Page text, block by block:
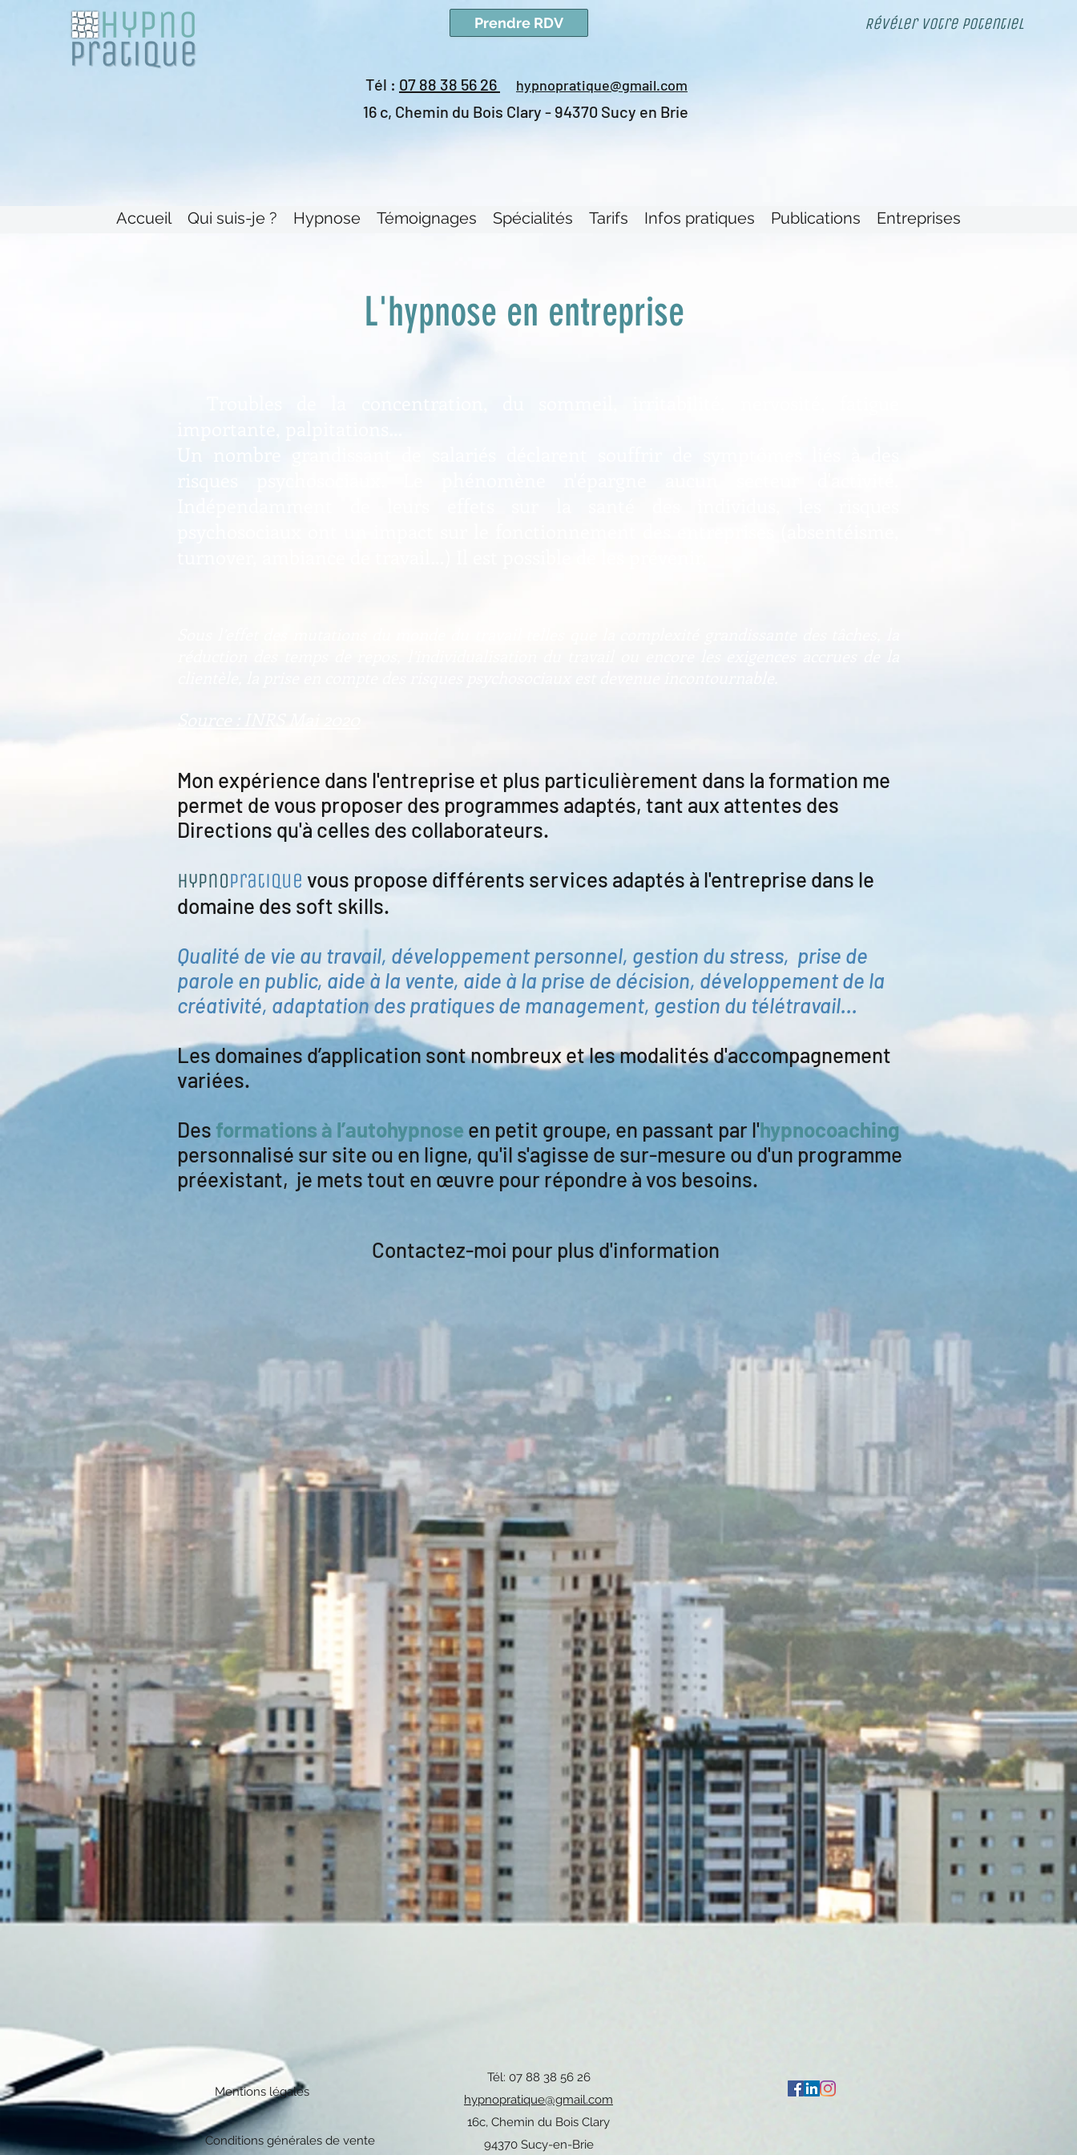
Prendre RDV
Tél : 07 88 38 56 26 hypnopratique@gmail.com
16 c, Chemin du Bois Clary - 94370 Sucy en Brie
Révéler votre potentiel
Accueil Qui suis-je ? Hypnose Témoignages Spécialités Tarifs Infos pratiques Publications Entreprises
L'hypnose en entreprise
Mon expérience dans l'entreprise et plus particulièrement dans la formation me
permet de vous proposer des programmes adaptés, tant aux attentes des
Directions qu'à celles des collaborateurs.
hypnopratique vous propose différents services adaptés à l'entreprise dans le
domaine des soft skills.
Qualité de vie au travail, développement personnel, gestion du stress, prise de
parole en public, aide à la vente, aide à la prise de décision, développement de la
créativité, adaptation des pratiques de management, gestion du télétravail...
Les domaines d’application sont nombreux et les modalités d'accompagnement
variées.
Des formations à l’autohypnose en petit groupe, en passant par l'hypnocoaching
personnalisé sur site ou en ligne, qu'il s'agisse de sur-mesure ou d'un programme
préexistant, je mets tout en œuvre pour répondre à vos besoins.
Contactez-moi pour plus d'information
Mentions légales
Conditions générales de vente
Tél: 07 88 38 56 26
hypnopratique@gmail.com
16c, Chemin du Bois Clary
94370 Sucy-en-Brie